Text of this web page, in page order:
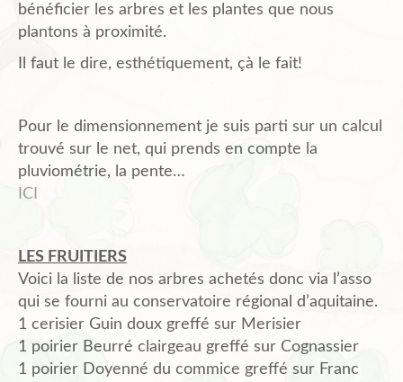
bénéficier les arbres et les plantes que nous
plantons à proximité.
Il faut le dire, esthétiquement, çà le fait!
Pour le dimensionnement je suis parti sur un calcul
trouvé sur le net, qui prends en compte la
pluviométrie, la pente…
ICI
LES FRUITIERS
Voici la liste de nos arbres achetés donc via l’asso
qui se fourni au conservatoire régional d’aquitaine.
1 cerisier Guin doux greffé sur Merisier
1 poirier Beurré clairgeau greffé sur Cognassier
1 poirier Doyenné du commice greffé sur Franc